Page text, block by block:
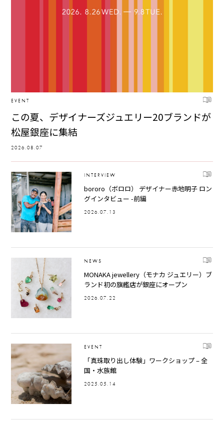
EVENT
この夏、デザイナーズジュエリー20ブランドが
松屋銀座に集結
2026.08.07
INTERVIEW
bororo（ボロロ） デザイナー赤地明子 ロン
グインタビュー -前編
2026.07.13
NEWS
MONAKA jewellery（モナカ ジュエリー）ブ
ランド初の旗艦店が銀座にオープン
2026.07.22
EVENT
「真珠取り出し体験」ワークショップ – 全
国・水族館
2025.05.14